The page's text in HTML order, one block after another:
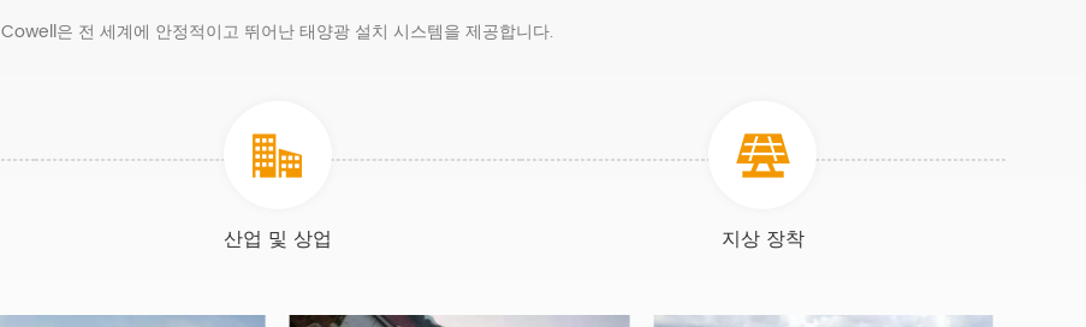
Cowell은 전 세계에 안정적이고 뛰어난 태양광 설치 시스템을 제공합니다.
산업 및 상업 지상 장착